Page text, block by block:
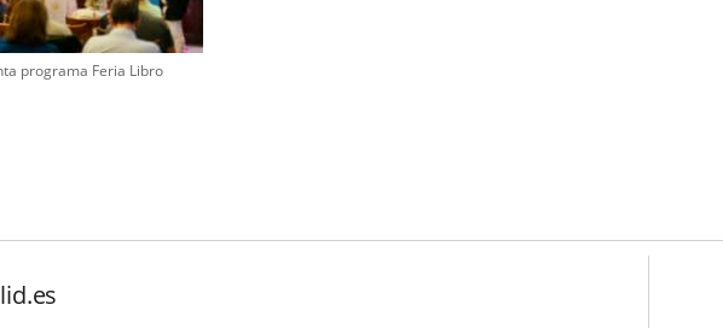
programa Feria Libro